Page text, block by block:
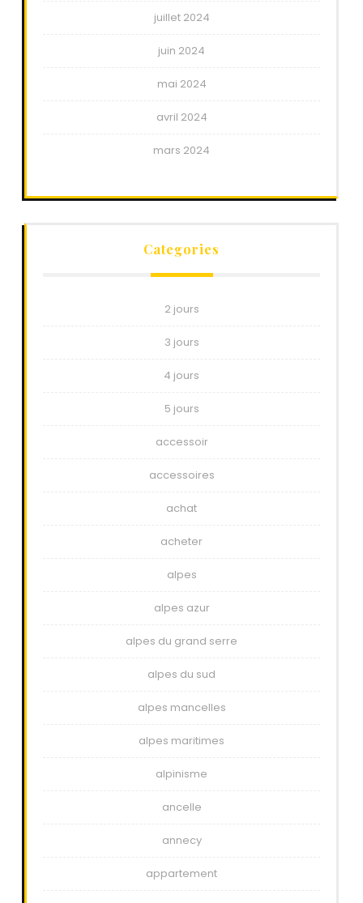
juillet 2024
juin 2024
mai 2024
avril 2024
mars 2024
Categories
2 jours
3 jours
4 jours
5 jours
accessoir
accessoires
achat
acheter
alpes
alpes azur
alpes du grand serre
alpes du sud
alpes mancelles
alpes maritimes
alpinisme
ancelle
annecy
appartement